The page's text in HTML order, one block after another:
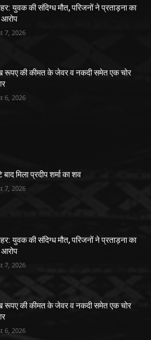
युवक की संदिग्ध मौत, परिजनों ने प्रताड़ना का
आरोप
7, 2026
रूपए की कीमत के जेवर व नकदी समेत एक चोर
6, 2026
मिला प्रदीप शर्मा का शव
7, 2026
युवक की संदिग्ध मौत, परिजनों ने प्रताड़ना का
आरोप
7, 2026
रूपए की कीमत के जेवर व नकदी समेत एक चोर
6, 2026